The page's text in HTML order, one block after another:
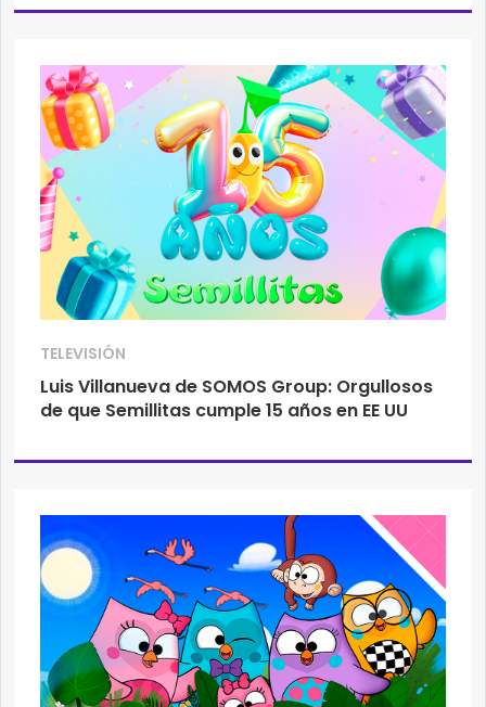
TELEVISIÓN
Luis Villanueva de SOMOS Group: Orgullosos
de que Semillitas cumple 15 años en EE UU